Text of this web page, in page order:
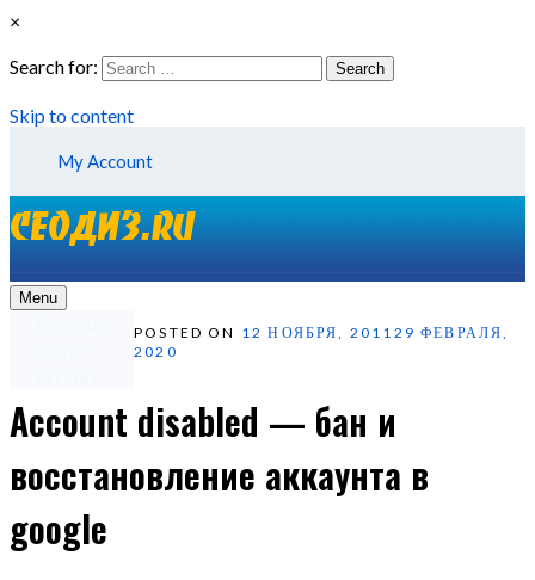
×
Search for:
Search
Skip to content
My Account
Menu
POSTED ON 12 НОЯБРЯ, 2011 29 ФЕВРАЛЯ,
2020
Account disabled — бан и
восстановление аккаунта в
google